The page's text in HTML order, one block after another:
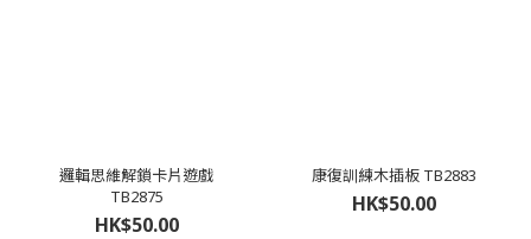
邏輯思維解鎖卡片遊戲
TB2875
HK$50.00
康復訓練木插板 TB2883
HK$50.00